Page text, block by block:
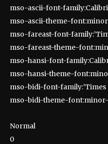
mso-ascii-font-
mso-ascii-theme-
mso-fareast-font-
mso-fareast-theme-
mso-hansi-font-
mso-hansi-theme-
mso-bidi-font-family:’Times
mso-bidi-theme-
Normal
0